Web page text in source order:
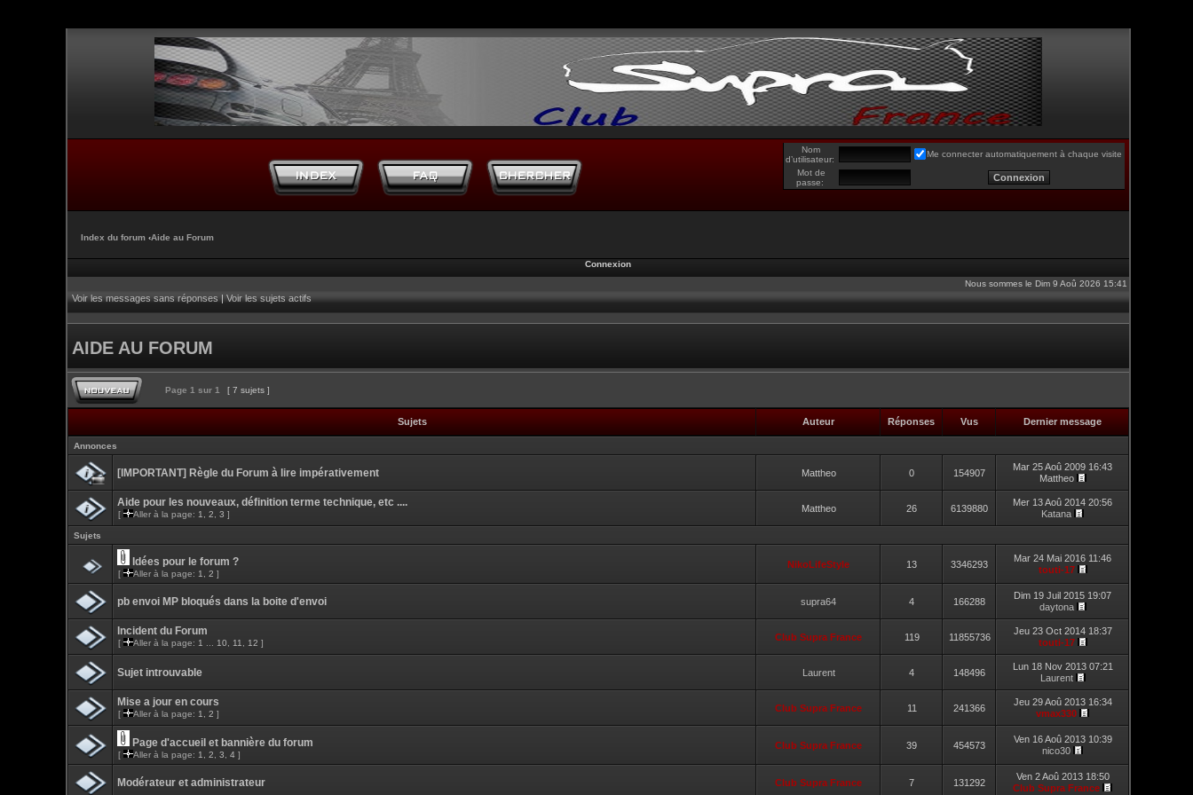
Nom
d’utilisateur:
Me connecter automatiquement à chaque visite
Mot de
passe:
Index du forum ‹Aide au Forum
Connexion
Nous sommes le Dim 9 Aoû 2026 15:41
Voir les messages sans réponses|Voir les sujets actifs
AIDE AU FORUM
Page 1 sur 1 [ 7 sujets ]
Sujets Auteur Réponses Vus Dernier message
Annonces
[IMPORTANT] Règle du Forum à lire impérativement Mattheo 0 154907
Mar 25 Aoû 2009 16:43
Mattheo
Aide pour les nouveaux, définition terme technique, etc ....
[ Aller à la page: 1 2 3 ]
Mattheo 26 6139880
Mer 13 Aoû 2014 20:56
Katana
Sujets
Idées pour le forum ?
[ Aller à la page: 1 2 ]
NikoLifeStyle 13 3346293
Mar 24 Mai 2016 11:46
touti-17
pb envoi MP bloqués dans la boite d'envoi supra64 4 166288
Dim 19 Juil 2015 19:07
daytona
Incident du Forum
[ Aller à la page: 1 10 11 12 ]
Club Supra France 119 11855736
Jeu 23 Oct 2014 18:37
touti-17
Sujet introuvable Laurent 4 148496
Lun 18 Nov 2013 07:21
Laurent
Mise a jour en cours
[ Aller à la page: 1 2 ]
Club Supra France 11 241366
Jeu 29 Aoû 2013 16:34
vmax330
Page d'accueil et bannière du forum
[ Aller à la page: 1 2 3 4 ]
Club Supra France 39 454573
Ven 16 Aoû 2013 10:39
nico30
Modérateur et administrateur Club Supra France 7 131292
Ven 2 Aoû 2013 18:50
Club Supra France